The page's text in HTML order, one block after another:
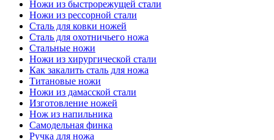
Ножи из быстрорежущей стали
Ножи из рессорной стали
Сталь для ковки ножей
Сталь для охотничьего ножа
Стальные ножи
Ножи из хирургической стали
Как закалить сталь для ножа
Титановые ножи
Ножи из дамасской стали
Изготовление ножей
Нож из напильника
Самодельная финка
Ручка для ножа